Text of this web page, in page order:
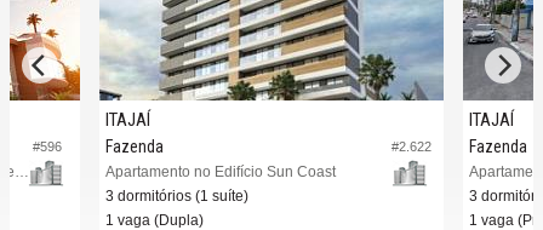
#596
Apartamento no Edifício Le Havre Residence
#2.622
ITAJAÍ
Fazenda
Apartamento no Edifício Sun Coast
3 dormitórios (1 suíte)
1 vaga (Dupla)
ITAJAÍ
Fazenda
3
1 vaga